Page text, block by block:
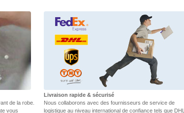
de la robe.
vous
Livraison rapide & sécurisé
Nous collaborons avec des fournisseurs de service de
logistique au niveau international de confiance tels que DHL,